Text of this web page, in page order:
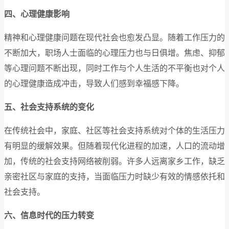
四、心理健康影响
精神和心理健康问题在现代社会也愈发凸显。随着工作压力的
不断加大，职场人士面临的心理压力也与日俱增。焦虑、抑郁
等心理问题不断出现，同时工作与个人生活的不平衡也对个人
的心理健康造成冲击，导致人们感到幸福感下降。
五、社会支持系统的变化
在传统社会中，家庭、社区等社会支持系统对个体的生活压力
有明显的缓解效果。但随着现代化进程的加速，人口的流动增
加，传统的社会支持网络被削弱。许多人远离家乡工作，缺乏
亲密社区与家庭的支持，当面临压力时缺少有效的情感依托和
社会支持。
六、信息时代的压力转变